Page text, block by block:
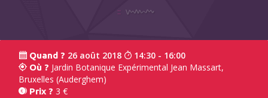
Quand ? 26 août 2018 14:30 - 16:00
Où ? Jardin Botanique Expérimental Jean Massart,
Bruxelles (Auderghem)
Prix ? 3 €